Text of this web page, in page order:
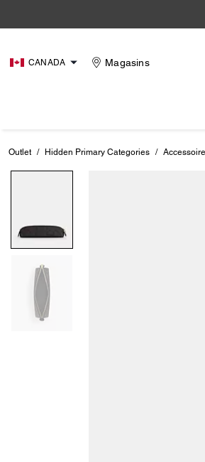
CANADA Magasins
Outlet / Hidden Primary Categories /